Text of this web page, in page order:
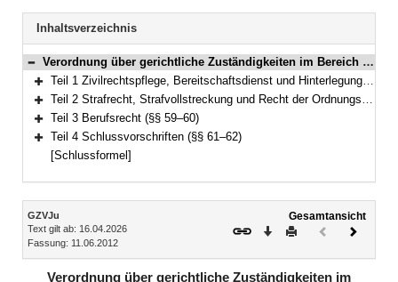
BAYERN.RECHT
letzten
Suche
Navigation
Inhaltsverzeichnis
Bereich reduzieren
Verordnung über gerichtliche Zuständigkeiten im Bereich des Staatsministeriums der Justiz (Gerichtliche Zuständigkeitsverordnung Justiz – GZVJu) Vom 11. Juni 2012 (GVBl. S. 295) BayRS 300-3-1-J (§§ 1–62)
Bereich erweitern
Teil 1 Zivilrechtspflege, Bereitschaftsdienst und Hinterlegung (§§ 1–53)
Bereich erweitern
Teil 2 Strafrecht, Strafvollstreckung und Recht der Ordnungswidrigkeiten (§§ 54–58)
Bereich erweitern
Teil 3 Berufsrecht (§§ 59–60)
Bereich erweitern
Teil 4 Schlussvorschriften (§§ 61–62)
[Schlussformel]
Inhalt
GZVJu
Text gilt ab: 16.04.2026
Fassung: 11.06.2012
Gesamtansicht
Download
DruckenVorheriges
(inaktiv)
Verordnung über gerichtliche Zuständigkeiten im